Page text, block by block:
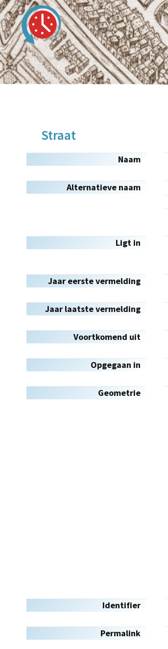
Straat
Naam
Alternatieve naam
Ligt in
Jaar eerste vermelding
Jaar laatste vermelding
Voortkomend uit
Opgegaan in
Geometrie
Identifier
Permalink